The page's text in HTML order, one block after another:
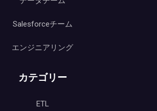
Salesforceチーム
エンジニアリング
カテゴリー
ETL